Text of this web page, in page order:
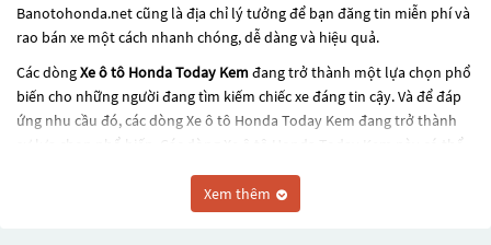
Banotohonda.net cũng là địa chỉ lý tưởng để bạn đăng tin miễn phí và
rao bán xe một cách nhanh chóng, dễ dàng và hiệu quả.
Các dòngXe ô tô Honda Today Kemđang trở thành một lựa chọn phổ
biến cho những người đang tìm kiếm chiếc xe đáng tin cậy. Và để đáp
ứng nhu cầu đó, các dòngXe ô tô Honda Today Kem đang trở thành
sự lựa chọn phổ biến. Các dòng
này có thể
thiết kế hiện đại và công nghệ tiên tiến. Các dòng
này đều được kiểm tra và bảo dưỡng kỹ lưỡng để đảm bảo chất
Xem thêm